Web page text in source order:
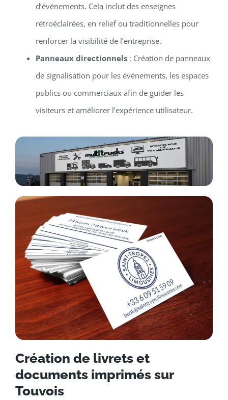
d’événements. Cela inclut des enseignes
rétroéclairées, en relief ou traditionnelles pour
renforcer la visibilité de l’entreprise.
Panneaux directionnels: Création de panneaux
de signalisation pour les événements, les espaces
publics ou commerciaux afin de guider les
visiteurs et améliorer l’expérience utilisateur.
Création de livrets et
documents imprimés sur
Touvois